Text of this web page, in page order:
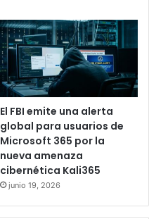
El FBI emite una alerta
global para usuarios de
Microsoft 365 por la
nueva amenaza
cibernética Kali365
junio 19, 2026